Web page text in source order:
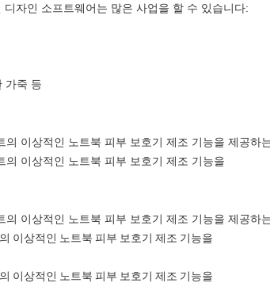
자인 소프트웨어는 많은 사업을 할 수 있습니다:
가죽 등